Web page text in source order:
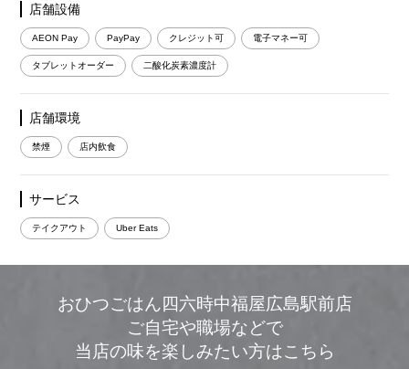
店舗設備
AEON Pay PayPay クレジット可 電子マネー可
タブレットオーダー 二酸化炭素濃度計
店舗環境
禁煙 店内飲食
サービス
テイクアウト Uber Eats
おひつごはん四六時中福屋広島駅前店
ご自宅や職場などで
当店の味を楽しみたい方はこちら